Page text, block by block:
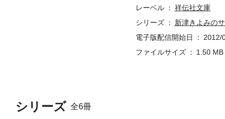
シリーズ 全6冊
レーベル
祥伝社文庫
シリーズ
新津きよみの
電子版配信開始日
2012/
ファイルサイズ
1.50 MB